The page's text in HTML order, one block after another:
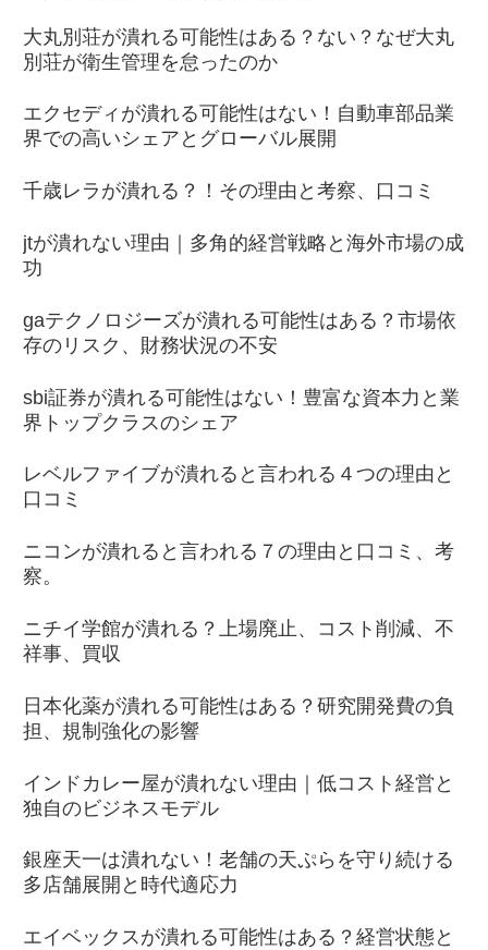
大丸別荘が潰れる可能性はある？ない？なぜ大丸
別荘が衛生管理を怠ったのか
エクセディが潰れる可能性はない！自動車部品業
界での高いシェアとグローバル展開
千歳レラが潰れる？！その理由と考察、口コミ
jtが潰れない理由｜多角的経営戦略と海外市場の成
功
gaテクノロジーズが潰れる可能性はある？市場依
存のリスク、財務状況の不安
sbi証券が潰れる可能性はない！豊富な資本力と業
界トップクラスのシェア
レベルファイブが潰れると言われる４つの理由と
口コミ
ニコンが潰れると言われる７の理由と口コミ、考
察。
ニチイ学館が潰れる？上場廃止、コスト削減、不
祥事、買収
日本化薬が潰れる可能性はある？研究開発費の負
担、規制強化の影響
インドカレー屋が潰れない理由｜低コスト経営と
独自のビジネスモデル
銀座天一は潰れない！老舗の天ぷらを守り続ける
多店舗展開と時代適応力
エイベックスが潰れる可能性はある？経営状態と